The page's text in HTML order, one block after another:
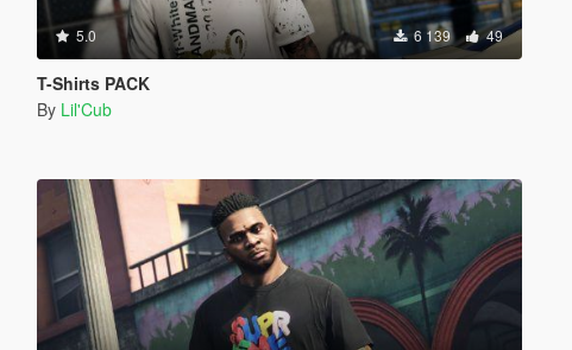
5.0 6 139 49
T-Shirts PACK
By Lil'Cub